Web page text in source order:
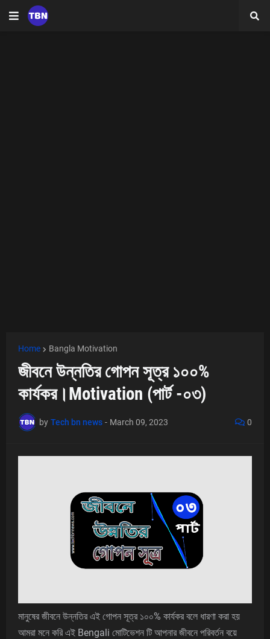
Home Bangla Motivation
জীবনে উন্নতির গোপন সূত্র ১০০%
কার্যকর।Motivation (পার্ট -০৩)
by Tech bn news - March 09, 2023 0
মানুষের জীবনে উন্নতির এই গোপন সূত্র ১০০% কার্যকর বলে ধারণা করা হয়
আমরা মনে করি এই Bengali মোটিভেশন টি আপনার জীবনে পরিবর্তন বয়ে